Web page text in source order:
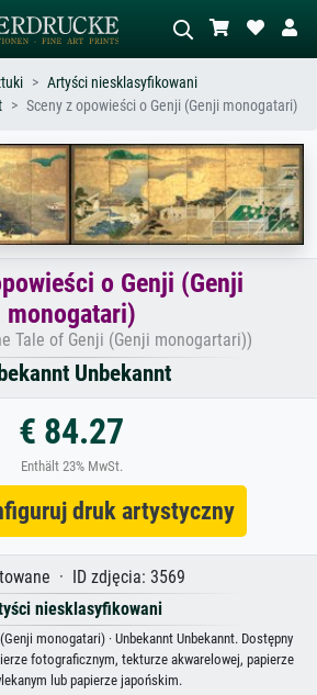
stylu – np.
akt.
Opisz scenę – np. zielona łąka,
abstrakcja z czerwienią, ciemny olej,
stojący akt obok drzewa.
Artyści niesklasyfikowani
Sceny z opowieści o Genji (Genji monogatari)
o Genji (Genji
monogatari)
Tale of Genji (Genji monogartari))
Unbekannt
€ 84.27
Enthält 23% MwSt.
druk artystyczny
· ID zdjęcia: 3569
niesklasyfikowani
monogatari) · Unbekannt Unbekannt. Dostępny
fotograficznym, tekturze akwarelowej, papierze
lub papierze japońskim.